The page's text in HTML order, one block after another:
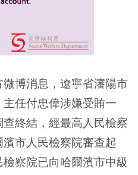
博消息，遼寧省瀋陽市
任付忠偉涉嫌受賄一
終結，經最高人民檢察
市人民檢察院審查起
察院已向哈爾濱市中級